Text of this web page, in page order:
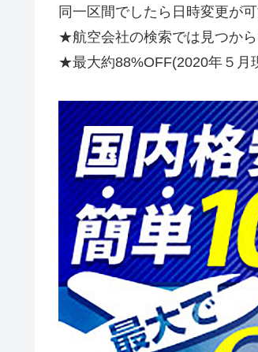
同一区間でしたら日時変更が
★航空会社の検索では見つか
★最大約88%OFF(2020年５月